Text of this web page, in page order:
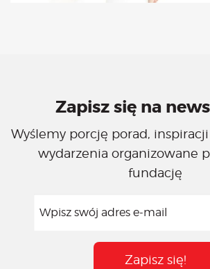
Zapisz się na
Wyślemy porcję porad,
wydarzenia organizowane
fundację